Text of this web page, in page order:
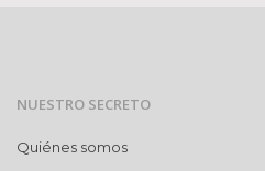
NUESTRO SECRETO
Quiénes somos